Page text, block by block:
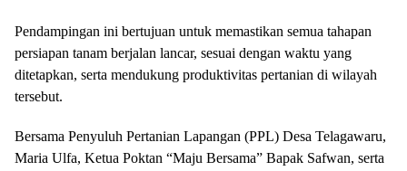
Pendampingan ini bertujuan untuk memastikan semua tahapan
persiapan tanam berjalan lancar, sesuai dengan waktu yang
ditetapkan, serta mendukung produktivitas pertanian di wilayah
tersebut.
Bersama Penyuluh Pertanian Lapangan (PPL) Desa Telagawaru,
Maria Ulfa, Ketua Poktan “Maju Bersama” Bapak Safwan, serta